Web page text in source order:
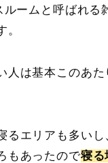
ームと呼ばれる
。
人は基本このあた
るエリアも多いし
もあったので寝る